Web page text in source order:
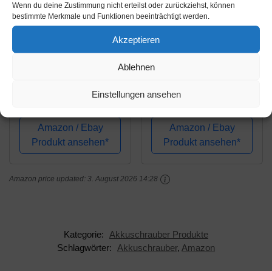
Wenn du deine Zustimmung nicht erteilst oder zurückziehst, können
bestimmte Merkmale und Funktionen beeinträchtigt werden.
Akzeptieren
Ablehnen
Einstellungen ansehen
48,88€
PushDrive (3,6 Volt, 32
Aufbewahrungsbox)
Amazon / Ebay
Produkt ansehen*
44,35€
IXO (5. Generation, in
Amazon / Ebay
Produkt ansehen*
Amazon price updated: 3. August 2026 14:28
Kategorie:
Akkuschrauber Produkte
Schlagwörter:
Akkuschrauber, Amazon